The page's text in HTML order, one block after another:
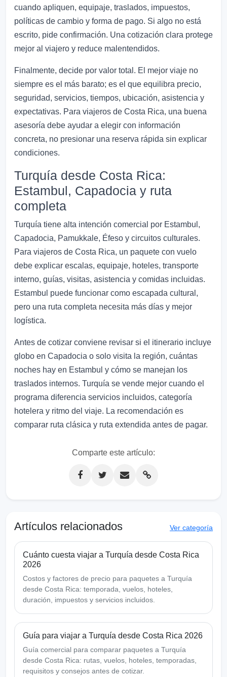
cuando apliquen, equipaje, traslados, impuestos,
políticas de cambio y forma de pago. Si algo no está
escrito, pide confirmación. Una cotización clara protege
mejor al viajero y reduce malentendidos.
Finalmente, decide por valor total. El mejor viaje no
siempre es el más barato; es el que equilibra precio,
seguridad, servicios, tiempos, ubicación, asistencia y
expectativas. Para viajeros de Costa Rica, una buena
asesoría debe ayudar a elegir con información
concreta, no presionar una reserva rápida sin explicar
condiciones.
Turquía desde Costa Rica:
Estambul, Capadocia y ruta
completa
Turquía tiene alta intención comercial por Estambul,
Capadocia, Pamukkale, Éfeso y circuitos culturales.
Para viajeros de Costa Rica, un paquete con vuelo
debe explicar escalas, equipaje, hoteles, transporte
interno, guías, visitas, asistencia y comidas incluidas.
Estambul puede funcionar como escapada cultural,
pero una ruta completa necesita más días y mejor
logística.
Antes de cotizar conviene revisar si el itinerario incluye
globo en Capadocia o solo visita la región, cuántas
noches hay en Estambul y cómo se manejan los
traslados internos. Turquía se vende mejor cuando el
programa diferencia servicios incluidos, categoría
hotelera y ritmo del viaje. La recomendación es
comparar ruta clásica y ruta extendida antes de pagar.
Comparte este artículo:
Artículos relacionados Ver categoría
Cuánto cuesta viajar a Turquía desde Costa Rica
2026
Costos y factores de precio para paquetes a Turquía
desde Costa Rica: temporada, vuelos, hoteles,
duración, impuestos y servicios incluidos.
Guía para viajar a Turquía desde Costa Rica 2026
Guía comercial para comparar paquetes a Turquía
desde Costa Rica: rutas, vuelos, hoteles, temporadas,
requisitos y consejos antes de cotizar.